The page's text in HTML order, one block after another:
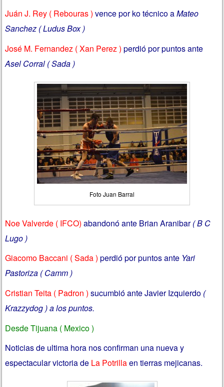
Juán J. Rey ( Rebouras ) vence por ko técnico aMateo
Sanchez ( Ludus Box )
José M. Fernandez ( Xan Perez ) perdió por puntos ante
Asel Corral ( Sada )
Foto Juan Barral
Noe Valverde ( IFCO) abandonó ante Brian Aranibar( B C
Lugo )
Giacomo Baccani ( Sada ) perdió por puntos ante Yari
Pastoriza ( Camm )
Cristian Teita ( Padron ) sucumbió ante Javier Izquierdo (
Krazzydog ) a los puntos.
Desde Tijuana ( Mexico )
Noticias de ultima hora nos confirman una nueva y
espectacular victoria de La Potrillaen tierras mejicanas.